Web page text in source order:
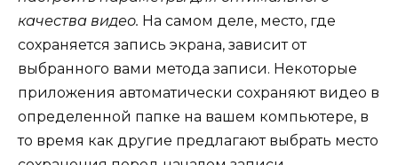
качества видео. На самом деле, место, где
сохраняется запись экрана, зависит от
выбранного вами метода записи. Некоторые
приложения автоматически сохраняют видео в
определенной папке на вашем компьютере, в
то время как другие предлагают выбрать место